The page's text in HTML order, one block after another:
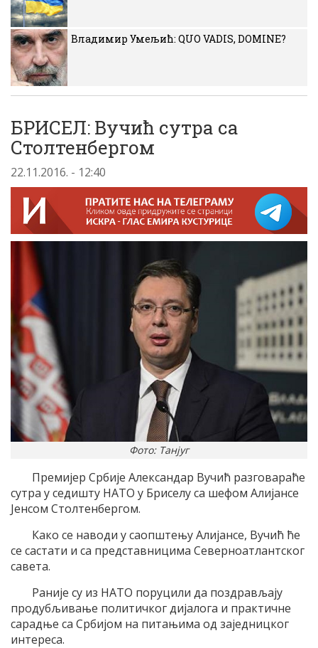
Владимир Умељић: QUO VADIS, DOMINE?
БРИСЕЛ: Вучић сутра са
Столтенбергом
22.11.2016. - 12:40
Фото: Танјуг
Премијер Србије Александар Вучић разговараће
сутра у седишту НАТО у Бриселу са шефом Алијансе
Јенсом Столтенбергом.
Како се наводи у саопштењу Алијансе, Вучић ће
се састати и са представницима Северноатлантског
савета.
Раније су из НАТО поруцили да поздрављају
продубљивање политичког дијалога и практичне
сарадње са Србијом на питањима од заједницког
интереса.